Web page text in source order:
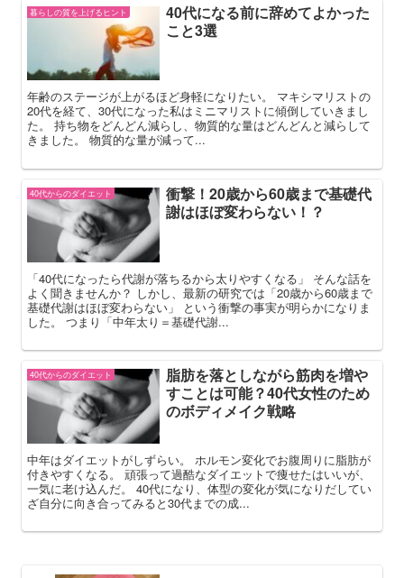
暮らしの質を上げるヒント
40代になる前に辞めてよかった
こと3選
年齢のステージが上がるほど身軽になりたい。 マキシマリストの
20代を経て、30代になった私はミニマリストに傾倒していきまし
た。 持ち物をどんどん減らし、物質的な量はどんどんと減らして
きました。 物質的な量が減って...
40代からのダイエット
衝撃！20歳から60歳まで基礎代
謝はほぼ変わらない！？
「40代になったら代謝が落ちるから太りやすくなる」 そんな話を
よく聞きませんか？ しかし、最新の研究では「20歳から60歳まで
基礎代謝はほぼ変わらない」 という衝撃の事実が明らかになりま
した。 つまり「中年太り＝基礎代謝...
40代からのダイエット
脂肪を落としながら筋肉を増や
すことは可能？40代女性のため
のボディメイク戦略
中年はダイエットがしずらい。 ホルモン変化でお腹周りに脂肪が
付きやすくなる。 頑張って過酷なダイエットで痩せたはいいが、
一気に老け込んだ。 40代になり、体型の変化が気になりだしてい
ざ自分に向き合ってみると30代までの成...